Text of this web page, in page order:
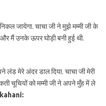
जायेगा. चाचा जी ने मुझे मम्मी जी के
और मैं उनके ऊपर घोड़ी बनी हुई थी.
मेरे अंदर डाल दिया. चाचा जी मेरी
चूचियों को मम्मी जी ने अपने मुँह में ले